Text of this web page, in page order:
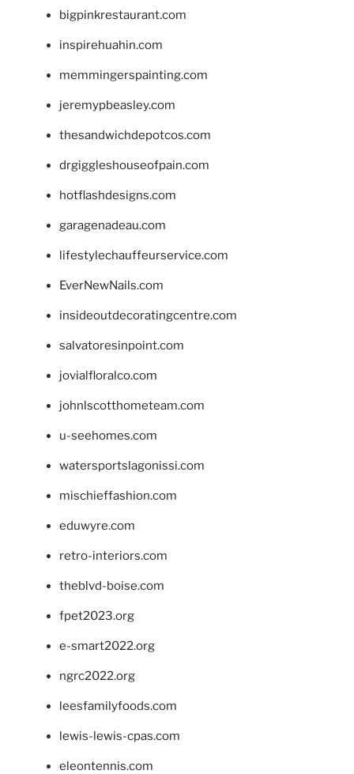
bigpinkrestaurant.com
inspirehuahin.com
memmingerspainting.com
jeremypbeasley.com
thesandwichdepotcos.com
drgiggleshouseofpain.com
hotflashdesigns.com
garagenadeau.com
lifestylechauffeurservice.com
EverNewNails.com
insideoutdecoratingcentre.com
salvatoresinpoint.com
jovialfloralco.com
johnlscotthometeam.com
u-seehomes.com
watersportslagonissi.com
mischieffashion.com
eduwyre.com
retro-interiors.com
theblvd-boise.com
fpet2023.org
e-smart2022.org
ngrc2022.org
leesfamilyfoods.com
lewis-lewis-cpas.com
eleontennis.com